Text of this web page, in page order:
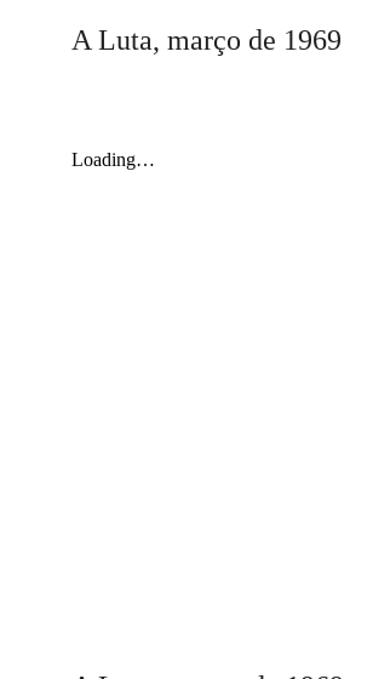
A Luta,março de 1969